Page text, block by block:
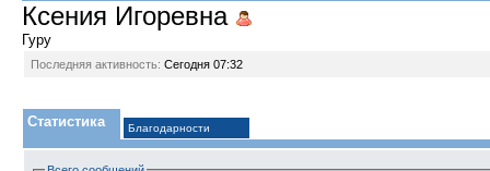
Ксения Игоревна
Гуру
Последняя активность: Сегодня 07:32
Статистика Благодарности